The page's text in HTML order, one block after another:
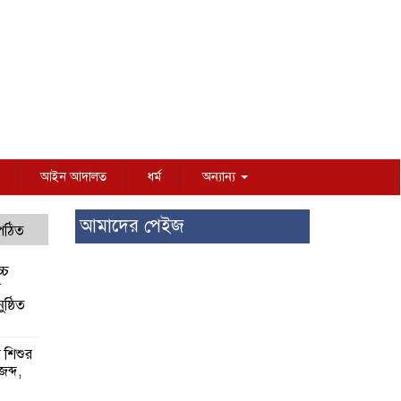
আইন আদালত ধর্ম অন্যান্য
শিশুর
আমাদের পেইজ